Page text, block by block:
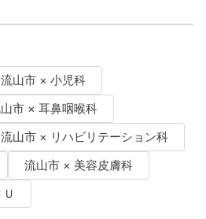
流山市 × 小児科
市 × 耳鼻咽喉科
流山市 × リハビリテーション科
流山市 × 美容皮膚科